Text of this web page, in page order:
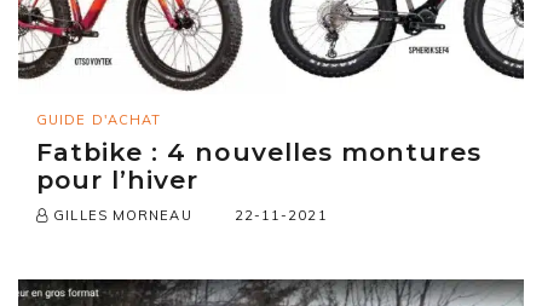
GUIDE D'ACHAT
Fatbike : 4 nouvelles montures
pour l’hiver
GILLES MORNEAU 22-11-2021